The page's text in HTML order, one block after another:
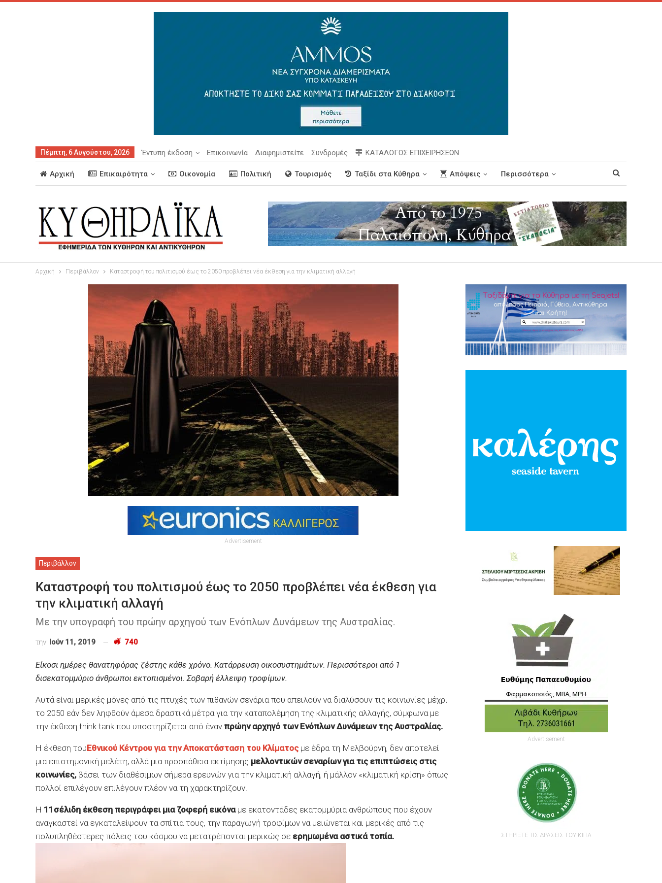
Πέμπτη, 6 Αυγούστου, 2026 Έντυπη έκδοση Επικοινωνία Διαφημιστείτε Συνδρομές ΚΑΤΑΛΟΓΟΣ ΕΠΙΧΕΙΡΗΣΕΩΝ
Αρχική Επικαιρότητα Οικονομία Πολιτική Τουρισμός Ταξίδι στα Κύθηρα Απόψεις Περισσότερα
Αρχική Περιβάλλον Καταστροφή του πολιτισμού έως το 2050 προβλέπει νέα έκθεση για την κλιματική αλλαγή
Advertisement
Περιβάλλον
Καταστροφή του πολιτισμού έως το 2050 προβλέπει νέα έκθεση για
την κλιματική αλλαγή
Mε την υπογραφή του πρώην αρχηγού των Ενόπλων Δυνάμεων της Αυστραλίας.
την Ιούν 11, 2019 740
Είκοσι ημέρες θανατηφόρας ζέστης κάθε χρόνο. Κατάρρευση οικοσυστημάτων. Περισσότεροι από 1
δισεκατομμύριο άνθρωποι εκτοπισμένοι. Σοβαρή έλλειψη τροφίμων.
Αυτά είναι μερικές μόνες από τις πτυχές των πιθανών σενάρια που απειλούν να διαλύσουν τις κοινωνίες μέχρι
το 2050 εάν δεν ληφθούν άμεσα δραστικά μέτρα για την καταπολέμηση της κλιματικής αλλαγής, σύμφωνα με
την έκθεση think tank που υποστηρίζεται από έναν πρώην αρχηγό των Ενόπλων Δυνάμεων της Αυστραλίας.
Η έκθεση τουΕθνικού Κέντρου για την Αποκατάσταση του Κλίματοςμε έδρα τη Μελβούρνη, δεν αποτελεί
μια επιστημονική μελέτη, αλλά μια προσπάθεια εκτίμησης μελλοντικών σεναρίων για τις επιπτώσεις στις
κοινωνίες, βάσει των διαθέσιμων σήμερα ερευνών για την κλιματική αλλαγή, ή μάλλον «κλιματική κρίση» όπως
πολλοί επιλέγουν επιλέγουν πλέον να τη χαρακτηρίζουν.
Η 11σέλιδη έκθεση περιγράφει μια ζοφερή εικόναμε εκατοντάδες εκατομμύρια ανθρώπους που έχουν
αναγκαστεί να εγκαταλείψουν τα σπίτια τους, την παραγωγή τροφίμων να μειώνεται και μερικές από τις
πολυπληθέστερες πόλεις του κόσμου να μετατρέπονται μερικώς σε ερημωμένα αστικά τοπία.
Advertisement
ΣΤΗΡΙΞΤΕ ΤΙΣ ΔΡΑΣΕΙΣ ΤΟΥ ΚΙΠΑ